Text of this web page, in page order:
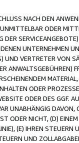
NACH DEN
ODER
UNTERNEHMEN
UND VERTRETER VON
ODER
ODER DES GGF.
UNABHÄNGIG
ODER NICHT, (D)
(E) IHREN
UND